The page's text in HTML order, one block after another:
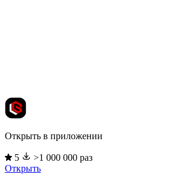
Открыть в приложении
5
>1 000 000 раз
Открыть